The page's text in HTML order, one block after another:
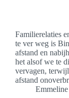
Familierelaties
te ver weg is
afstand en
het alsof we te
vervagen,
afstand